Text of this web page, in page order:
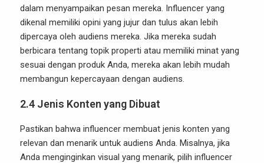
dalam menyampaikan pesan mereka. Influencer yang
dikenal memiliki opini yang jujur dan tulus akan lebih
dipercaya oleh audiens mereka. Jika mereka sudah
berbicara tentang topik properti atau memiliki minat yang
sesuai dengan produk Anda, mereka akan lebih mudah
membangun kepercayaan dengan audiens.
2.4 Jenis Konten yang Dibuat
Pastikan bahwa influencer membuat jenis konten yang
relevan dan menarik untuk audiens Anda. Misalnya, jika
Anda menginginkan visual yang menarik, pilih influencer